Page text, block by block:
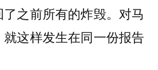
之前所有的炸毁。对马
这样发生在同一份报告